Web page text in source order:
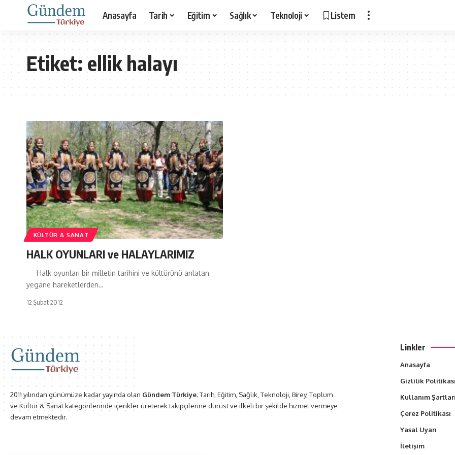
Anasayfa Tarih Eğitim Sağlık Teknoloji Listem
Etiket:ellik halayı
KÜLTÜR & SANAT
HALK OYUNLARI ve HALAYLARIMIZ
Halk oyunları bir milletin tarihini ve kültürünü anlatan
yegane hareketlerden…
12 Şubat 2012
2011 yılından günümüze kadar yayında olan Gündem Türkiye; Tarih, Eğitim, Sağlık, Teknoloji, Birey, Toplum
ve Kültür & Sanat kategorilerinde içerikler üreterek takipçilerine dürüst ve ilkeli bir şekilde hizmet vermeye
devam etmektedir.
Linkler
Anasayfa
Gizlilik Politikası
Kullanım Şartları
Çerez Politikası
Yasal Uyarı
İletişim